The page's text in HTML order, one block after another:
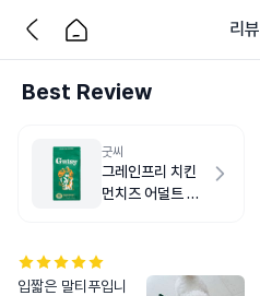
리뷰
Best Review
굿씨
그레인프리 치킨
먼치즈 어덜트 스
입짧은 말티푸입니